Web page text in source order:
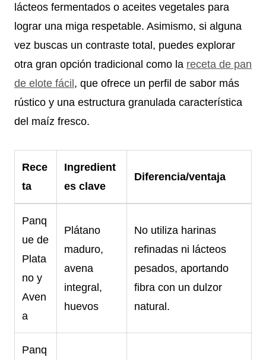
lácteos fermentados o aceites vegetales para
lograr una miga respetable. Asimismo, si alguna
vez buscas un contraste total, puedes explorar
otra gran opción tradicional como la receta de pan
de elote fácil, que ofrece un perfil de sabor más
rústico y una estructura granulada característica
del maíz fresco.
Rece
ta
Ingredient
es clave
Diferencia/ventaja
Panq
ue de
Plata
no y
Aven
a
Plátano
maduro,
avena
integral,
huevos
No utiliza harinas
refinadas ni lácteos
pesados, aportando
fibra con un dulzor
natural.
Panq